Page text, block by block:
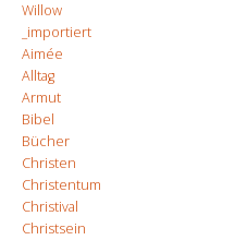
Willow
_importiert
Aimée
Alltag
Armut
Bibel
Bücher
Christen
Christentum
Christival
Christsein